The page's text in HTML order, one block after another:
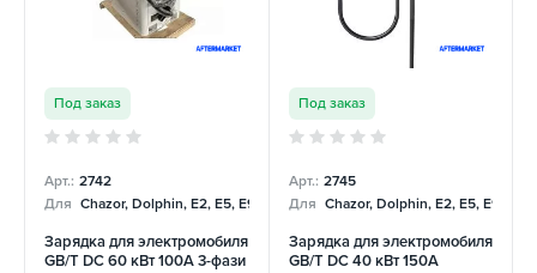
Под заказ
Арт.: 2742
Для Chazor, Dolphin, E2, E5, E9, Mercedes
Зарядка для электромобиля
GB/T DC 60 кВт 100А 3-фази
Под заказ
Арт.: 2745
Для Chazor, Dolphin, E2, E5, E9,
Зарядка для электромобиля
GB/T DC 40 кВт 150А